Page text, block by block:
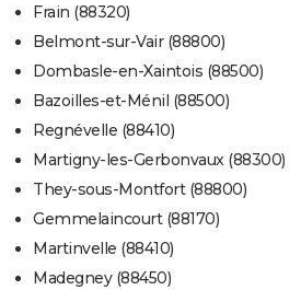
Frain (88320)
Belmont-sur-Vair (88800)
Dombasle-en-Xaintois (88500)
Bazoilles-et-Ménil (88500)
Regnévelle (88410)
Martigny-les-Gerbonvaux (88300)
They-sous-Montfort (88800)
Gemmelaincourt (88170)
Martinvelle (88410)
Madegney (88450)